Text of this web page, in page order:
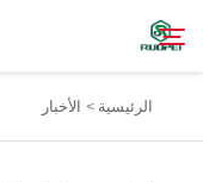
الرئيسية > الأخبار